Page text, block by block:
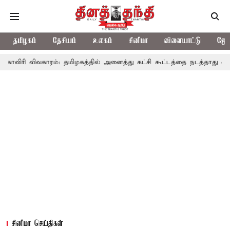
தமிழகம் தேசியம் உலகம் சினிமா விளையாட்டு
தமிழகத்தில் அனைத்து கட்சி கூட்டத்தை நடத்தாது ஏன்?
சினிமா செய்திகள்